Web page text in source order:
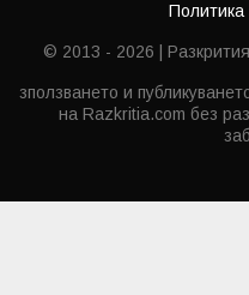
Политика
© 2013 - 2026 |
зползването и
на Razkritia.com без